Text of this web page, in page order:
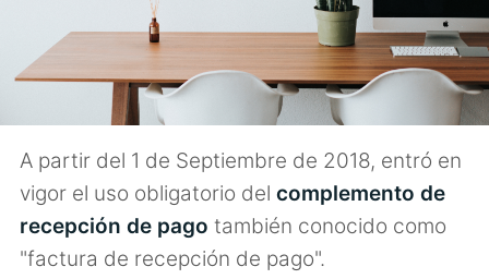
A partir del 1 de Septiembre de 2018, entró en
vigor el uso obligatorio del complemento de
recepción de pago también conocido como
"factura de recepción de pago".